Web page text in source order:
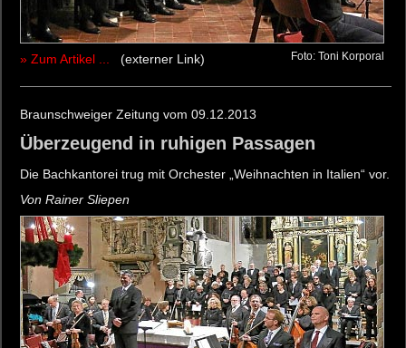
» Zum Artikel ... (externer Link) Foto: Toni Korporal
Braunschweiger Zeitung vom 09.12.2013
Überzeugend in ruhigen Passagen
Die Bachkantorei trug mit Orchester „Weihnachten in Italien“ vor.
Von Rainer Sliepen